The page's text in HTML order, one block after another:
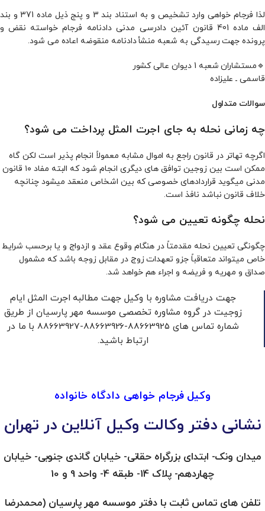
لذا فرجام خواهی وارد تشخیص و به استناد بند 3 و پنج ذیل ماده 371 و بند
الف ماده 401 قانون آئین دادرسی مدنی دادنامه فرجام خواسته نقض و
پرونده جهت رسیدگی به شعبه منشأ دادنامه منقوضه اعاده می شود.
🔹مستشاران شعبه 1 دیوان عالی کشور
قاسمی ـ علیزاده
سوالات متداول
چه زمانی نحله به جای اجرت المثل پرداخت می شود؟
اگرچه تهاتر در قانون راجع به اموال مشابه معمولاً انجام پذیر است لکن گاه
ممکن است بین زوجین توافق های دیگری انجام شود که البته مفاد ۱۰ قانون
مدنی میگوید قراردادهای خصوصی که بین اشخاص منعقد میشود چنانچه
خلاف قانون نباشد نافذ است.
نحله چگونه تعیین می شود؟
چگونگی تعیین نحله مقدمتاً در هنگام وقوع عقد و ازدواج و یا برحسب شرایط
خاص میتواند متعاقباً جزو تعهدات زوج در مقابل زوجه باشد که مشمول
صداق و مهریه و فریضه و اجراء هم خواهد شد.
جهت دریافت مشاوره با وکیل جهت مطالبه اجرت المثل ایام
زوجیت در گروه مشاوره تخصصی موسسه مهر پارسیان از طریق
شماره تماس های 88663925-88663926-88663927 با ما در
ارتباط باشید.
وکیل فرجام خواهی دادگاه خانواده
نشانی دفتر وکالت وکیل آنلاین در تهران
میدان ونک- ابتدای بزرگراه حقانی- خیابان گاندی جنوبی- خیابان
چهاردهم- پلاک 14- طبقه 4- واحد 9 و 10
تلفن‌ های تماس ثابت با دفتر موسسه مهر پارسیان (محمدرضا